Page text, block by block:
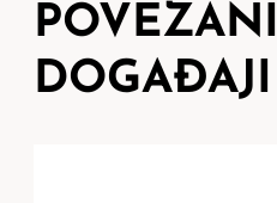
POVEZANI
DOGAĐAJI